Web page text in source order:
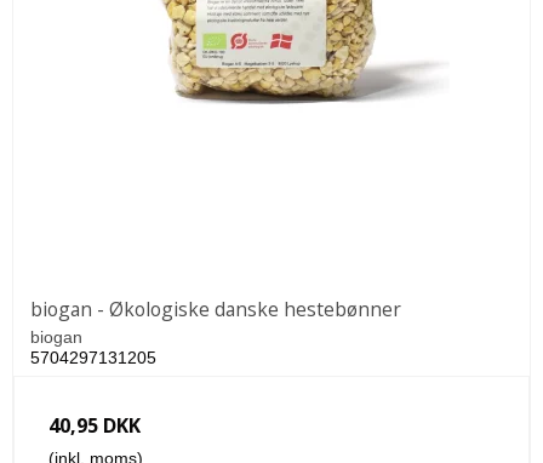
biogan - Økologiske danske hestebønner
biogan
5704297131205
40,95 DKK
(inkl. moms)